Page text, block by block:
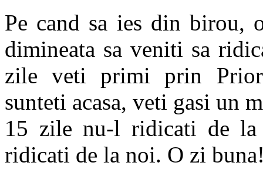
Pe cand sa ies din birou,
dimineata sa veniti sa
zile veti primi prin
sunteti acasa, veti gasi un
15 zile nu-l ridicati de la
ridicati de la noi. O zi